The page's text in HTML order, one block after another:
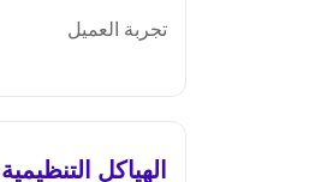
تجربة العميل